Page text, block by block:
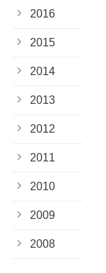
2016
2015
2014
2013
2012
2011
2010
2009
2008